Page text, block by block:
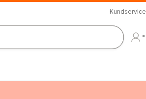
Kundservice